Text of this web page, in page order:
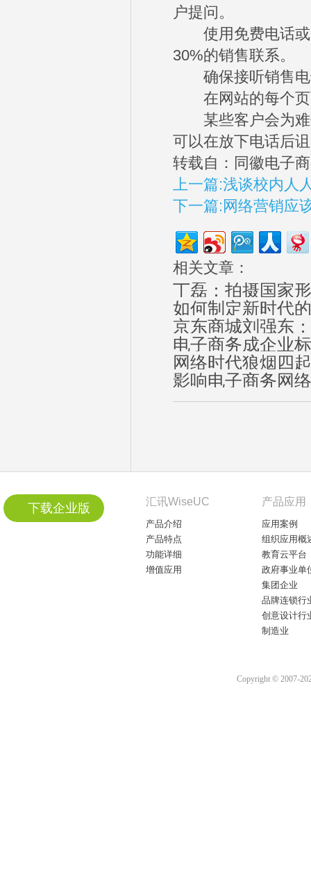
户提问。
使用免费电话或
30%的销售联系。
确保接听销售电
在网站的每个页
某些客户会为难
可以在放下电话后
转载自：同徽电子
上一篇:浅谈校内人
下一篇:网络营销应
相关文章：
丁磊：拍摄国家
如何制定新时代
京东商城刘强东
电子商务成企业
网络时代狼烟四
影响电子商务网
下载企业版 汇讯WiseUC
产品介绍
产品特点
功能详细
增值应用
产品应用
应用案例
组织应用概
教育云平台
政府事业单
集团企业
品牌连锁行
创意设计行
制造业
Copyright © 2007-